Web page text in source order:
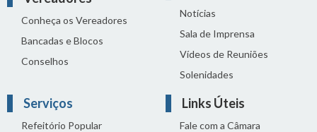
Conheça os Vereadores
Bancadas e Blocos
Conselhos
Notícias
Sala de Imprensa
Vídeos de Reuniões
Solenidades
Serviços
Refeitório Popular
Links Úteis
Fale com a Câmara